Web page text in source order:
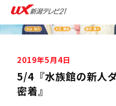
2019年5月4日
5/4『水族館の新人
密着』